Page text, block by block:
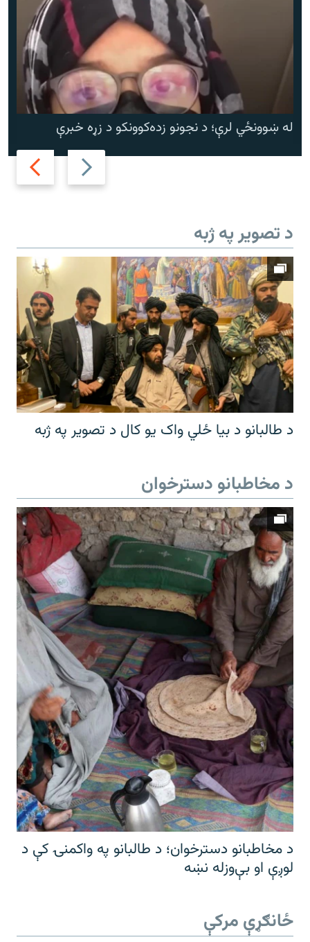
Previous
slide
Next
slide
له ښوونځي لرې؛ د نجونو زده‌کوونکو د زړه خبرې
د تصویر په ژبه
د طالبانو د بیا ځلي واک یو کال د تصویر په ژبه
د مخاطبانو دسترخوان
د مخاطبانو دسترخوان؛ د طالبانو په واکمنۍ کې د
لوږې او بې‌وزله نښه
ځانګړې مرکې